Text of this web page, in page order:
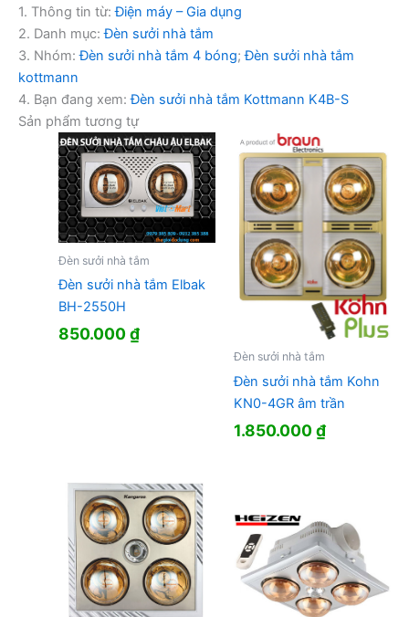
1. Thông tin từ:Điện máy – Gia dụng
2. Danh mục:Đèn sưởi nhà tắm
3. Nhóm:Đèn sưởi nhà tắm 4 bóng;Đèn sưởi nhà tắm
kottmann
4. Bạn đang xem:Đèn sưởi nhà tắm Kottmann K4B-S
Sản phẩm tương tự
Đèn sưởi nhà tắm
Đèn sưởi nhà tắm Elbak
BH-2550H
850.000₫
Đèn sưởi nhà tắm
Đèn sưởi nhà tắm Kohn
KN0-4GR âm trần
1.850.000₫